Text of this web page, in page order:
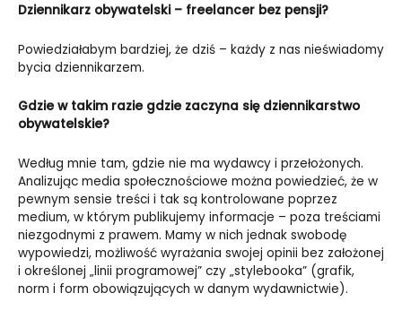
Dziennikarz obywatelski – freelancer bez pensji?
Powiedziałabym bardziej, że dziś – każdy z nas nieświadomy
bycia dziennikarzem.
Gdzie w takim razie gdzie zaczyna się dziennikarstwo
obywatelskie?
Według mnie tam, gdzie nie ma wydawcy i przełożonych.
Analizując media społecznościowe można powiedzieć, że w
pewnym sensie treści i tak są kontrolowane poprzez
medium, w którym publikujemy informacje – poza treściami
niezgodnymi z prawem. Mamy w nich jednak swobodę
wypowiedzi, możliwość wyrażania swojej opinii bez założonej
i określonej „linii programowej” czy „stylebooka” (grafik,
norm i form obowiązujących w danym wydawnictwie).